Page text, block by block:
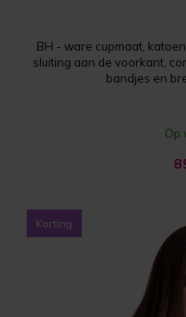
BH - ware cupmaat,
sluiting aan de voorkant,
bandjes en
Op